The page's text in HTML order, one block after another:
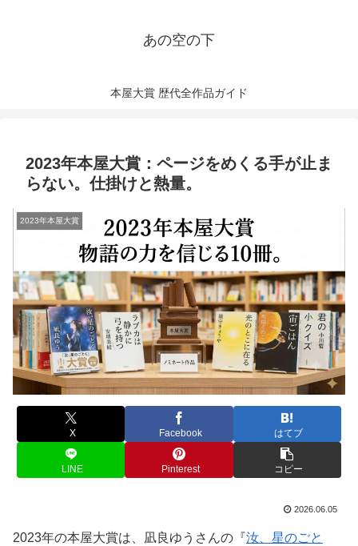
あの空の下
本屋大賞 歴代全作品ガイド
2023年本屋大賞：ページをめくる手が止ま
らない。仕掛けと熱量。
2023年本屋大賞
X Facebook はてブ
LINE Pinterest コピー
2026.06.05
2023年の本屋大賞は、凪良ゆうさんの『汝、星のごと